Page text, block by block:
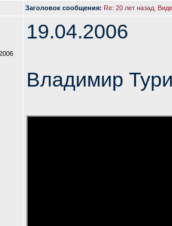
Заголовок сообщения: Re: 20 лет назад.
19.04.2006
Владимир